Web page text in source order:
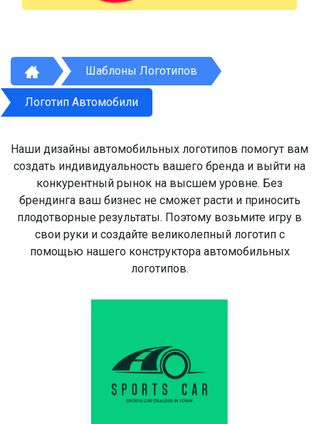
Шаблоны Логотипов
Логотип Автомобили
Наши дизайны автомобильных логотипов помогут вам
создать индивидуальность вашего бренда и выйти на
конкурентный рынок на высшем уровне. Без
брендинга ваш бизнес не сможет расти и приносить
плодотворные результаты. Поэтому возьмите игру в
свои руки и создайте великолепный логотип с
помощью нашего конструктора автомобильных
логотипов.